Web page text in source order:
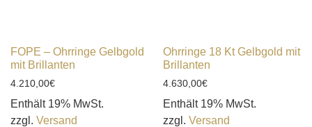
FOPE – Ohrringe Gelbgold
mit Brillanten
4.210,00€
Enthält 19% MwSt.
zzgl. Versand
Ohrringe 18 Kt Gelbgold mit
Brillanten
4.630,00€
Enthält 19% MwSt.
zzgl. Versand